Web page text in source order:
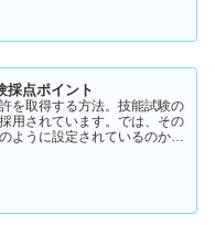
採点ポイント
を取得する方法。技能試験の
用されています。では、その
ように設定されているのかご